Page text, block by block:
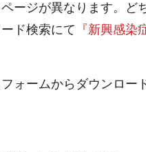
ージが異なります。
ド検索にて 『新興感染
ームからダウンロー